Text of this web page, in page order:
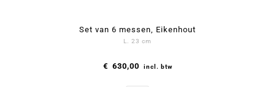
Set van 6 messen, Eikenhout
L. 23 cm
€ 630,00 incl. btw